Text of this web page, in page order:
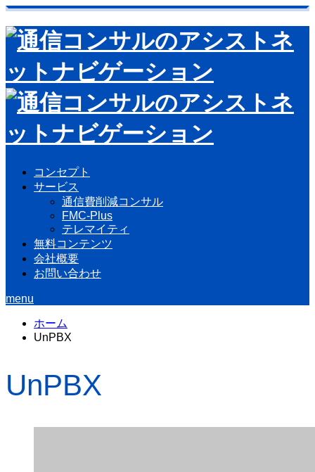
コンセプト
サービス
通信費削減コンサル
FMC-Plus
テレマイティ
無料コンテンツ
会社概要
お問い合わせ
menu
ホーム
UnPBX
UnPBX